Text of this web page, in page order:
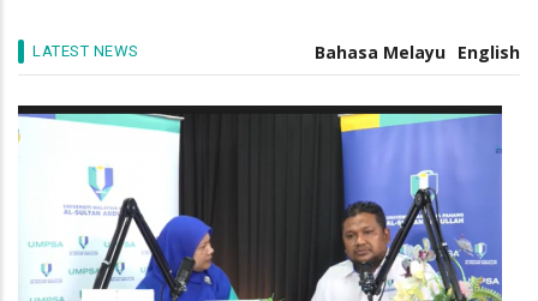
GENERAL /03 Aug 26
LATEST NEWS Bahasa Melayu English